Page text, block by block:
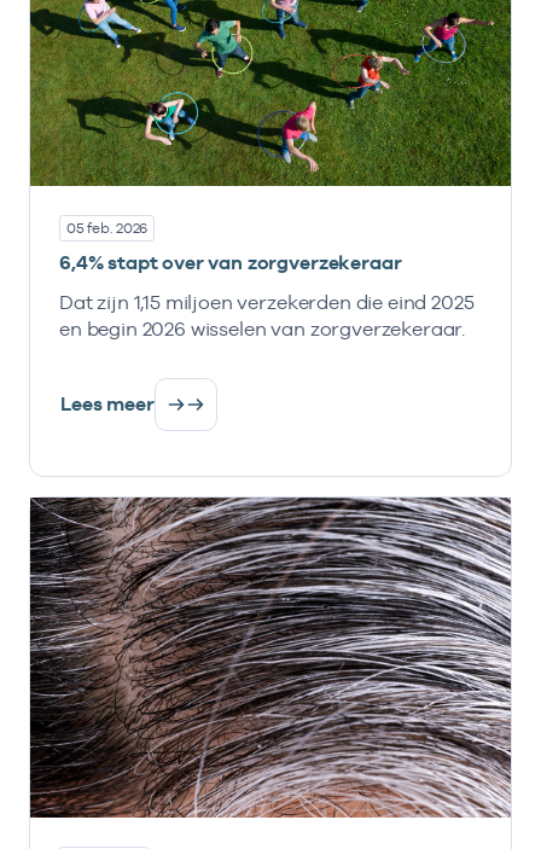
05 feb. 2026
6,4% stapt over van zorgverzekeraar
Dat zijn 1,15 miljoen verzekerden die eind 2025
en begin 2026 wisselen van zorgverzekeraar.
Lees meer